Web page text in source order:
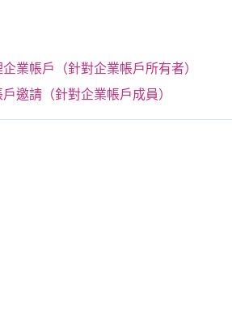
業帳戶（針對企業帳戶所有者）
邀請（針對企業帳戶成員）